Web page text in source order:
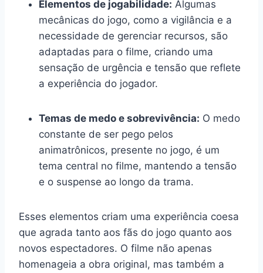
Elementos de jogabilidade: Algumas
mecânicas do jogo, como a vigilância e a
necessidade de gerenciar recursos, são
adaptadas para o filme, criando uma
sensação de urgência e tensão que reflete
a experiência do jogador.
Temas de medo e sobrevivência: O medo
constante de ser pego pelos
animatrônicos, presente no jogo, é um
tema central no filme, mantendo a tensão
e o suspense ao longo da trama.
Esses elementos criam uma experiência coesa
que agrada tanto aos fãs do jogo quanto aos
novos espectadores. O filme não apenas
homenageia a obra original, mas também a